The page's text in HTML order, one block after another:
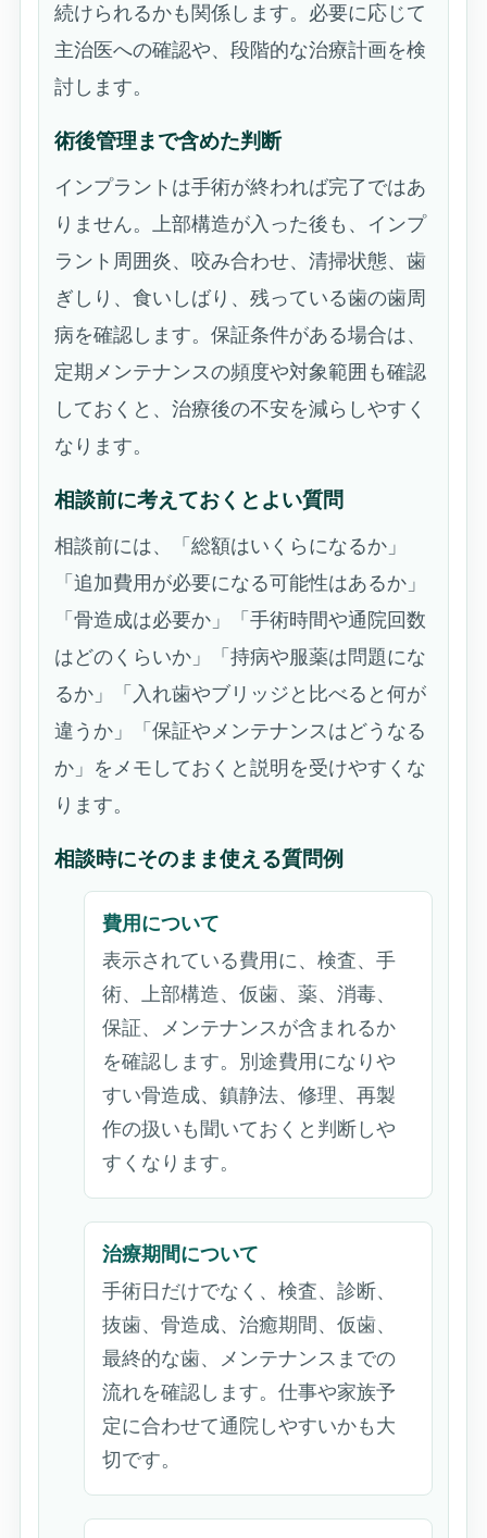
続けられるかも関係します。必要に応じて
主治医への確認や、段階的な治療計画を検
討します。
術後管理まで含めた判断
インプラントは手術が終われば完了ではあ
りません。上部構造が入った後も、インプ
ラント周囲炎、咬み合わせ、清掃状態、歯
ぎしり、食いしばり、残っている歯の歯周
病を確認します。保証条件がある場合は、
定期メンテナンスの頻度や対象範囲も確認
しておくと、治療後の不安を減らしやすく
なります。
相談前に考えておくとよい質問
相談前には、「総額はいくらになるか」
「追加費用が必要になる可能性はあるか」
「骨造成は必要か」「手術時間や通院回数
はどのくらいか」「持病や服薬は問題にな
るか」「入れ歯やブリッジと比べると何が
違うか」「保証やメンテナンスはどうなる
か」をメモしておくと説明を受けやすくな
ります。
相談時にそのまま使える質問例
費用について
表示されている費用に、検査、手
術、上部構造、仮歯、薬、消毒、
保証、メンテナンスが含まれるか
を確認します。別途費用になりや
すい骨造成、鎮静法、修理、再製
作の扱いも聞いておくと判断しや
すくなります。
治療期間について
手術日だけでなく、検査、診断、
抜歯、骨造成、治癒期間、仮歯、
最終的な歯、メンテナンスまでの
流れを確認します。仕事や家族予
定に合わせて通院しやすいかも大
切です。